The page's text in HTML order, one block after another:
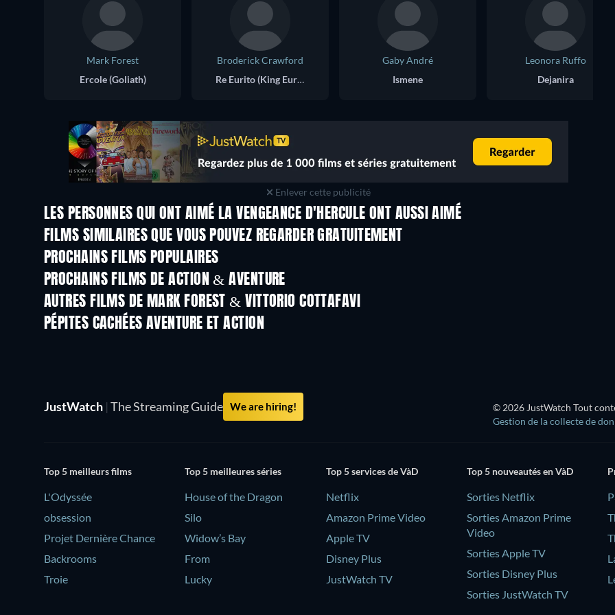
Mark Forest
Ercole (Goliath)
Broderick Crawford
Re Eurito (King Eurystheus)
Gaby André
Ismene
Leonora Ruffo
Dejanira
Enlever cette publicité
LES PERSONNES QUI ONT AIMÉ LA VENGEANCE D'HERCULE ONT AUSSI AIMÉ
FILMS SIMILAIRES QUE VOUS POUVEZ REGARDER GRATUITEMENT
PROCHAINS FILMS POPULAIRES
PROCHAINS FILMS DE ACTION & AVENTURE
AUTRES FILMS DE MARK FOREST & VITTORIO COTTAFAVI
PÉPITES CACHÉES AVENTURE ET ACTION
JustWatch | The Streaming Guide We are hiring! © 2026 JustWatch Tout
Gestion de la collecte de
Top 5 meilleurs films
L'Odyssée
obsession
Projet Dernière Chance
Backrooms
Troie
Top 5 meilleures séries
House of the Dragon
Silo
Widow’s Bay
From
Lucky
Top 5 services de VàD
Netflix
Amazon Prime Video
Apple TV
Disney Plus
JustWatch TV
Top 5 nouveautés en VàD
Sorties Netflix
Sorties Amazon Prime
Video
Sorties Apple TV
Sorties Disney Plus
Sorties JustWatch TV